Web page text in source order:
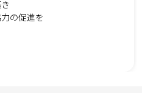
の促進を